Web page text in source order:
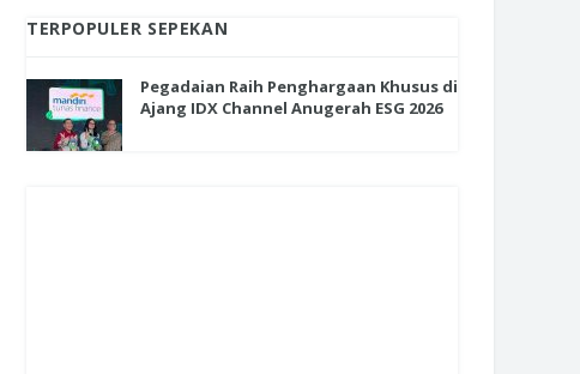
TERPOPULER SEPEKAN
Pegadaian Raih Penghargaan Khusus di
Ajang IDX Channel Anugerah ESG 2026